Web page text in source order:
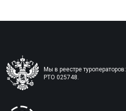
Мы в реестре туроператоров:
РТО 025748.